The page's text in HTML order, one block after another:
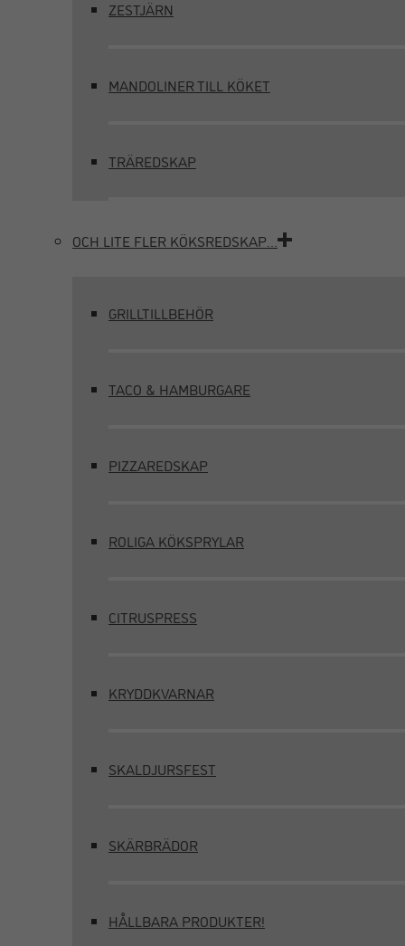
ZESTJÄRN
MANDOLINER TILL KÖKET
TRÄREDSKAP
OCH LITE FLER KÖKSREDSKAP…
GRILLTILLBEHÖR
TACO & HAMBURGARE
PIZZAREDSKAP
ROLIGA KÖKSPRYLAR
CITRUSPRESS
KRYDDKVARNAR
SKALDJURSFEST
SKÄRBRÄDOR
HÅLLBARA PRODUKTER!